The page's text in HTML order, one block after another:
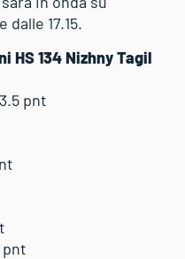
17.15.
HS 134 Nizhny Tagil
pnt
pnt